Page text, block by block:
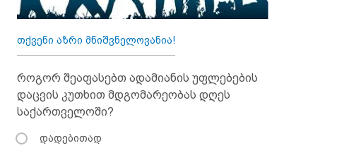
თქვენი აზრი მნიშვნელოვანია!
როგორ შეაფასებთ ადამიანის უფლებების
დაცვის კუთხით მდგომარეობას დღეს
საქართველოში?
დადებითად